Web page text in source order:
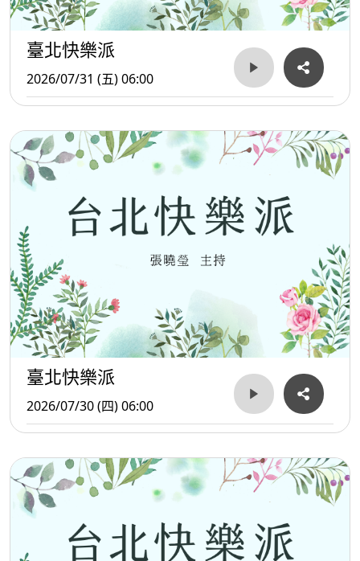
臺北快樂派
2026/07/31 (五) 06:00
臺北快樂派
2026/07/30 (四) 06:00